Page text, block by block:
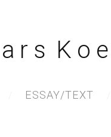
r s K o
ESSAY/TEXT